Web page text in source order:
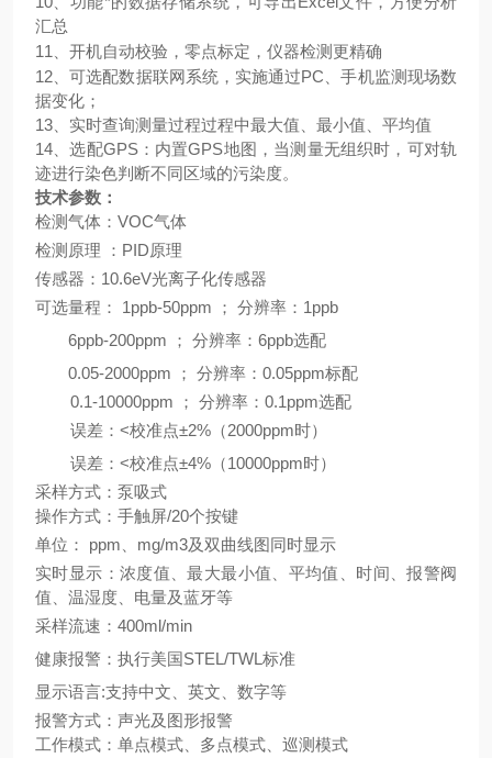
汇总
11、 开机自动校验，零点标定， 仪器检测更精确
12、可选配数据联网系统，实施通过PC、手机监测现场数
据变化；
13、 实时查询测量过程过程中最大值、最小值、平均值
14、选配GPS：内置GPS地图， 当测量无组织时，可对轨
迹进行染色判断不同区域的污染度。
技术参数：
检测气体： VOC气体
检测原理
： PID原理
传感器： 10.6eV光离子化传感器
可选量程：
1ppb-50ppm ； 分辨率：1ppb
6ppb-200ppm ； 分辨率：6ppb选配
0.05-2000ppm ； 分辨率：0.05ppm标配
0.1-10000ppm ； 分辨率：0.1ppm选配
误差： <校准点±2%（2000ppm时）
误差： <校准点±4%（10000ppm时）
采样方式 ：泵吸式
操作方式：手触屏/20个按键
单位：
ppm、mg/m3及双曲线图同时显示
实时显示：浓度值、最大最小值、平均值、时间、报警阀
值、温湿度、电量及蓝牙等
采样流速： 400ml/min
健康报警：执行美国STEL/TWL标准
显示语言:支持中文、英文、数字等
报警方式：声光及图形报警
工作模式：单点模式、多点模式、巡测模式